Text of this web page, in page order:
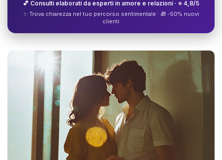
💕 Consulti elaborati da esperti in amore e relazioni · ⭐ 4,8/5
✨ Trova chiarezza nel tuo percorso sentimentale · 🎁 -50% nuovi
clienti